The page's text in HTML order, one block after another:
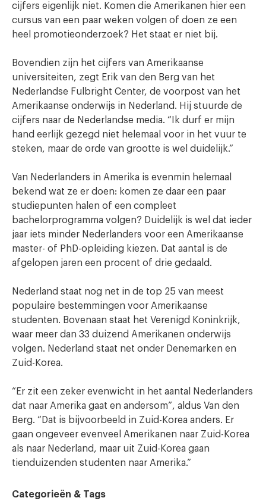
cijfers eigenlijk niet. Komen die Amerikanen hier een
cursus van een paar weken volgen of doen ze een
heel promotieonderzoek? Het staat er niet bij.
Bovendien zijn het cijfers van Amerikaanse
universiteiten, zegt Erik van den Berg van het
Nederlandse Fulbright Center, de voorpost van het
Amerikaanse onderwijs in Nederland. Hij stuurde de
cijfers naar de Nederlandse media. “Ik durf er mijn
hand eerlijk gezegd niet helemaal voor in het vuur te
steken, maar de orde van grootte is wel duidelijk.”
Van Nederlanders in Amerika is evenmin helemaal
bekend wat ze er doen: komen ze daar een paar
studiepunten halen of een compleet
bachelorprogramma volgen? Duidelijk is wel dat ieder
jaar iets minder Nederlanders voor een Amerikaanse
master- of PhD-opleiding kiezen. Dat aantal is de
afgelopen jaren een procent of drie gedaald.
Nederland staat nog net in de top 25 van meest
populaire bestemmingen voor Amerikaanse
studenten. Bovenaan staat het Verenigd Koninkrijk,
waar meer dan 33 duizend Amerikanen onderwijs
volgen. Nederland staat net onder Denemarken en
Zuid-Korea.
“Er zit een zeker evenwicht in het aantal Nederlanders
dat naar Amerika gaat en andersom”, aldus Van den
Berg. “Dat is bijvoorbeeld in Zuid-Korea anders. Er
gaan ongeveer evenveel Amerikanen naar Zuid-Korea
als naar Nederland, maar uit Zuid-Korea gaan
tienduizenden studenten naar Amerika.”
Categorieën & Tags